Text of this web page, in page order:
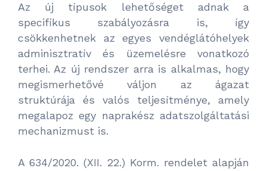
Az új típusok lehetőséget adnak a
specifikus szabályozásra is, így
csökkenhetnek az egyes vendéglátóhelyek
adminisztratív és üzemelésre vonatkozó
terhei. Az új rendszer arra is alkalmas, hogy
megismerhetővé váljon az ágazat
struktúrája és valós teljesítménye, amely
megalapoz egy naprakész adatszolgáltatási
mechanizmust is.
A 634/2020. (XII. 22.) Korm. rendelet alapján